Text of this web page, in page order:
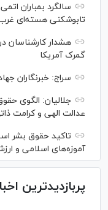
سالگرد بمباران
تابوشکنی هسته‌ای
هشدار کارشناسان
گمرک آمریکا
سراج: خبرنگاران
جلالیان: الگوی
عدالت الهی و کرامت
تاکید حقوق بشر
آموزه‌های اسلامی و
پربازدیدترین